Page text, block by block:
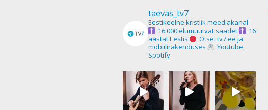
taevas_tv7
Eestikeelne kristlik meediakanal
16 000 elumuutvat saadet
16
aastat Eestis
Otse: tv7.ee ja
mobiilirakenduses
Youtube,
Spotify